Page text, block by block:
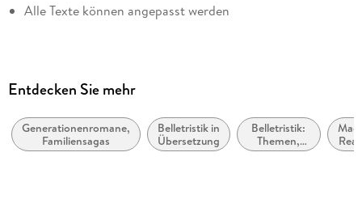
Reihe
Isabel Allende
Suhrkamp Verlag
Kopierschutz
Alle Texte können angepasst werden
Entdecken Sie mehr
Generationenromane,
Familiensagas
Belletristik in
Übersetzung
Belletristik:
Themen,
Stoffe,